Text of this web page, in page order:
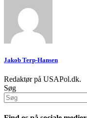
Jakob Terp-Hansen
Redaktør på USAPol.dk.
Søg